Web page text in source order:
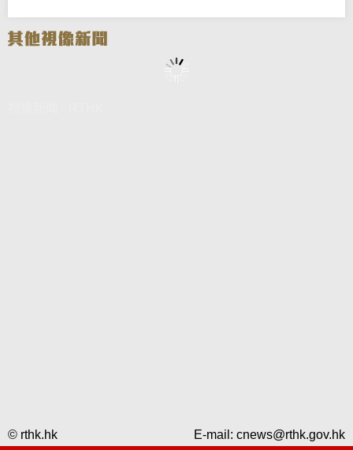
© rthk.hk E-mail: cnews@rthk.gov.hk